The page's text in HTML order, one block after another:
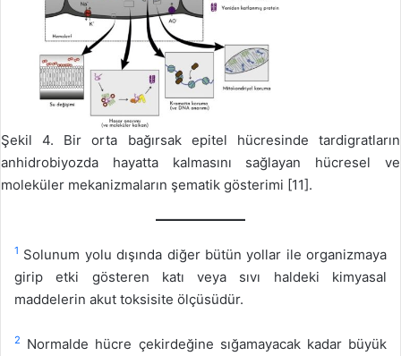
Şekil 4. Bir orta bağırsak epitel hücresinde tardigratların
anhidrobiyozda hayatta kalmasını sağlayan hücresel ve
moleküler mekanizmaların şematik gösterimi [11].
1 Solunum yolu dışında diğer bütün yollar ile organizmaya
girip etki gösteren katı veya sıvı haldeki kimyasal
maddelerin akut toksisite ölçüsüdür.
2
Normalde hücre çekirdeğine sığamayacak kadar büyük